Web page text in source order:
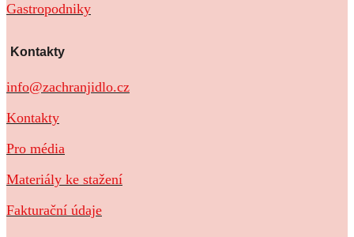
Gastropodniky
Kontakty
info@zachranjidlo.cz
Kontakty
Pro média
Materiály ke stažení
Fakturační údaje